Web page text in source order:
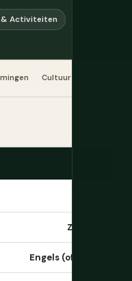
& Activiteiten
Cultuur & Etiquette
ZMW (K)
Engels (officieel)